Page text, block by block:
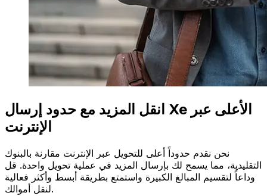
انقل المزيد مع حدود إرسال Xe الأعلى عبر
الإنترنت
نحن نقدم حدوداً أعلى للتحويل عبر الإنترنت مقارنة بالبنوك
التقليدية، مما يسمح لك بإرسال المزيد في عملية تحويل واحدة. قل
وداعاً لتقسيم المبالغ الكبيرة واستمتع بطريقة أبسط وأكثر فعالية
لنقل أموالك.